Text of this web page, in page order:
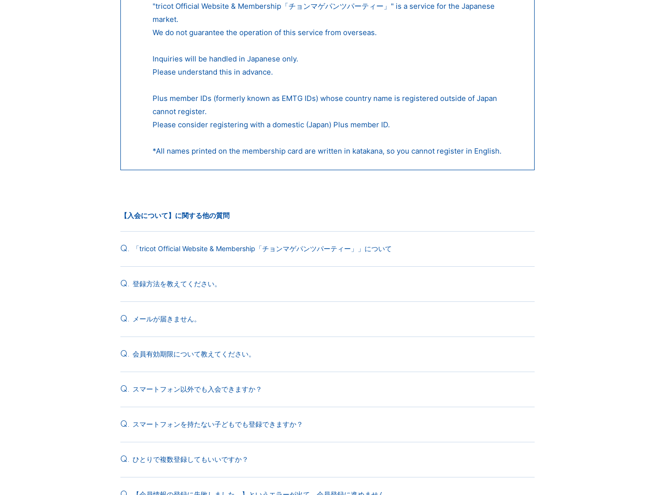
"tricot Official Website & Membership「チョンマゲパンツパーティー」" is a service for the Japanese
market.
We do not guarantee the operation of this service from overseas.
Inquiries will be handled in Japanese only.
Please understand this in advance.
Plus member IDs (formerly known as EMTG IDs) whose country name is registered outside of Japan
cannot register.
Please consider registering with a domestic (Japan) Plus member ID.
*All names printed on the membership card are written in katakana, so you cannot register in English.
【入会について】に関する他の質問
Q. 「tricot Official Website & Membership「チョンマゲパンツパーティー」」について
Q. 登録方法を教えてください。
Q. メールが届きません。
Q. 会員有効期限について教えてください。
Q. スマートフォン以外でも入会できますか？
Q. スマートフォンを持たない子どもでも登録できますか？
Q. ひとりで複数登録してもいいですか？